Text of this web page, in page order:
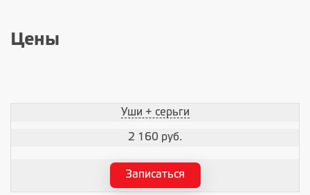
Цены
Уши + серьги
2 160 руб.
Записаться